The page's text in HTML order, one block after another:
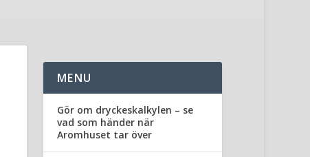
MENU
Gör om dryckeskalkylen – se
vad som händer när
Aromhuset tar över